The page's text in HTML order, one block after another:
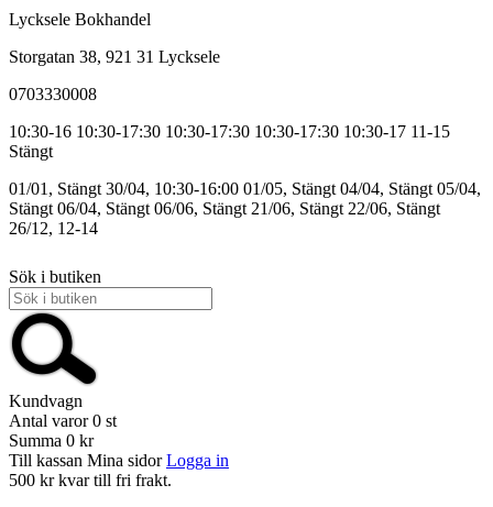
Lycksele Bokhandel
Storgatan 38, 921 31 Lycksele
0703330008
10:30-16 10:30-17:30 10:30-17:30 10:30-17:30 10:30-17 11-15
Stängt
01/01, Stängt 30/04, 10:30-16:00 01/05, Stängt 04/04, Stängt 05/04,
Stängt 06/04, Stängt 06/06, Stängt 21/06, Stängt 22/06, Stängt
26/12, 12-14
Sök i butiken
Kundvagn
Antal varor 0 st
Summa 0 kr
Till kassan Mina sidor Logga in
500 kr kvar till fri frakt.